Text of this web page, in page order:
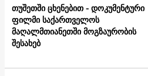
თუშეთში ცხენებით - დოკუმენტური
ფილმი საქართველოს
მაღალმთიანეთში მოგზაურობის
შესახებ